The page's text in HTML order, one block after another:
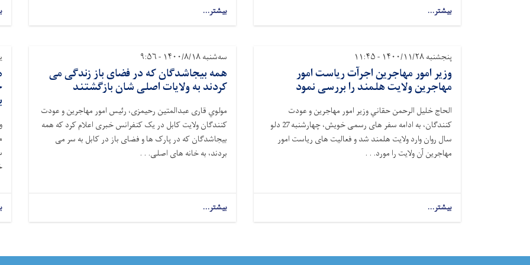
بیشتر... بیشتر...
پنجشنبه ۱۴۰۰/۱۱/۲۸ - ۱۱:۴۵
وزیر امور مهاجرین اجرآت ریاست امور
مهاجرین ولایت هلمند را بررسی نمود
الحاج خليل الرحمن حقاني وزیر امور مهاجرین و عودت
کنندگان، به ادامه سفر های رسمی خویش، چهارشنبه 27 دلو
سال روان وارد ولایت هلمند شد و فعالیت های ریاست امور
مهاجرین آن ولایت را مورد. . .
بیشتر...
سه‌شنبه ۱۴۰۰/۸/۱۸ - ۹:۵۶
همه بیجاشدگان که در فضای باز زندگی می
کردند به ولایات اصلی شان بازگشتند
مولوي قاری عبدالمتین رحیمزی، رئیس امور مهاجرین و عودت
کنندگان ولایت کابل در یک کنفرانس خبری اعلام کرد که همه
بیجاشدگان که در پارک ها و فضای باز در کابل به سر می
بردند، به خانه های اصلی. . .
بیشتر...